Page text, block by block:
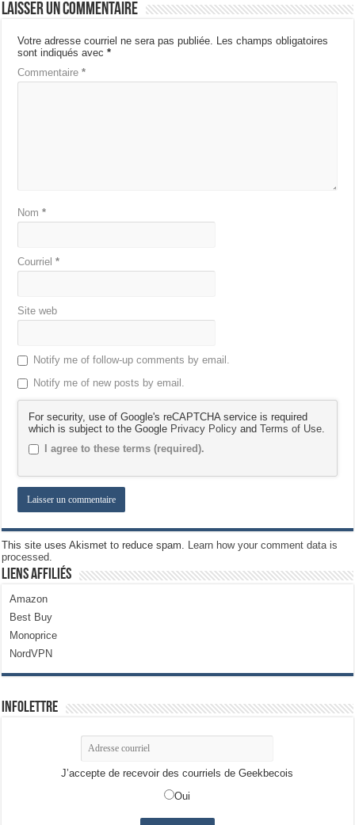
Laisser un commentaire
Votre adresse courriel ne sera pas publiée. Les champs obligatoires
sont indiqués avec*
Commentaire*
Nom*
Courriel*
Site web
Notify me of follow-up comments by email.
Notify me of new posts by email.
For security, use of Google's reCAPTCHA service is required
which is subject to the Google Privacy Policy andTerms of Use.
I agree to these terms (required).
This site uses Akismet to reduce spam. Learn how your comment data is
processed.
Liens Affiliés
Amazon
Best Buy
Monoprice
NordVPN
Infolettre
J’accepte de recevoir des courriels de Geekbecois
Oui